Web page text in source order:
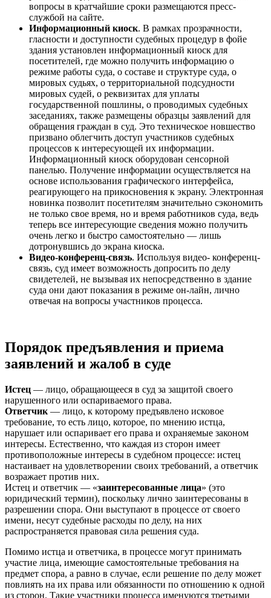
вопросы в кратчайшие сроки размещаются пресс-
службой на сайте.
Информационный киоск. В рамках прозрачности,
гласности и доступности судебных процедур в фойе
здания установлен информационный киоск для
посетителей, где можно получить информацию о
режиме работы суда, о составе и структуре суда, о
мировых судьях, о территориальной подсудности
мировых судей, о реквизитах для уплаты
государственной пошлины, о проводимых судебных
заседаниях, также размещены образцы заявлений для
обращения граждан в суд. Это техническое новшество
призвано облегчить доступ участников судебных
процессов к интересующей их информации.
Информационный киоск оборудован сенсорной
панелью. Получение информации осуществляется на
основе использования графического интерфейса,
реагирующего на прикосновения к экрану. Электронная
новинка позволит посетителям значительно сэкономить
не только свое время, но и время работников суда, ведь
теперь все интересующие сведения можно получить
очень легко и быстро самостоятельно — лишь
дотронувшись до экрана киоска.
Видео-конференц-связь. Используя видео- конференц-
связь, суд имеет возможность допросить по делу
свидетелей, не вызывая их непосредственно в здание
суда они дают показания в режиме он-лайн, лично
отвечая на вопросы участников процесса.
Порядок предъявления и приема
заявлений и жалоб в суде
Истец — лицо, обращающееся в суд за защитой своего
нарушенного или оспариваемого права.
Ответчик — лицо, к которому предъявлено исковое
требование, то есть лицо, которое, по мнению истца,
нарушает или оспаривает его права и охраняемые законом
интересы. Естественно, что каждая из сторон имеет
противоположные интересы в судебном процессе: истец
настаивает на удовлетворении своих требований, а ответчик
возражает против них.
Истец и ответчик — «заинтересованные лица» (это
юридический термин), поскольку лично заинтересованы в
разрешении спора. Они выступают в процессе от своего
имени, несут судебные расходы по делу, на них
распространяется правовая сила решения суда.
Помимо истца и ответчика, в процессе могут принимать
участие лица, имеющие самостоятельные требования на
предмет спора, а равно в случае, если решение по делу может
повлиять на их права или обязанности по отношению к одной
из сторон. Такие участники процесса именуются третьими